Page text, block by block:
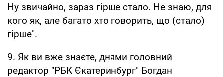
Ну звичайно, зараз гірше стало. Не знаю, для
кого як, але багато хто говорить, що (стало)
гірше".
9. Як ви вже знаєте, днями головний
редактор "РБК Єкатеринбург" Богдан